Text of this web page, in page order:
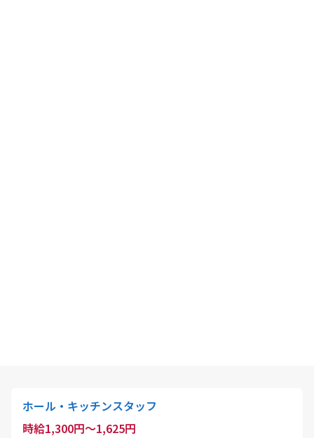
ホール・キッチンスタッフ
時給1,300円～1,625円